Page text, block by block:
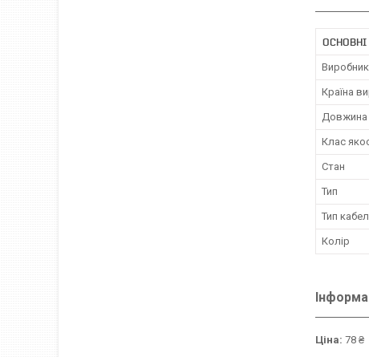
ОСНОВНІ
Виробник
Країна
Довжина
Клас
Стан
Тип
Тип
Колір
Ціна: 78 ₴